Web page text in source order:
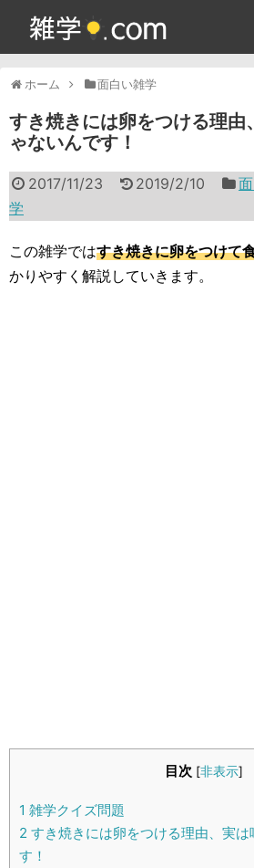
ホーム 面白い雑学
すき焼きには卵をつける理由
ゃないんです！
2017/11/23 2019/2/10
学
この雑学ではすき焼きに卵をつけて
かりやすく解説していきます。
目次 [非表示]
1 雑学クイズ問題
2 すき焼きには卵をつける理由、実
す！
365日雑学カレンダー
面白い雑学
ためになる雑学
スポーツ雑学